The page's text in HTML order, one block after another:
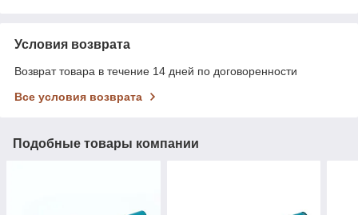
Условия возврата
Возврат товара в течение 14 дней по договоренности
Все условия возврата
Подобные товары компании